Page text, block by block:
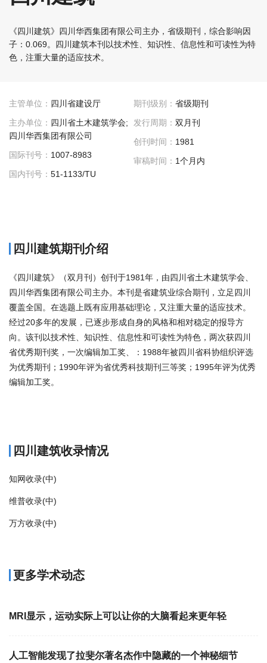
《四川建筑》四川华西集团有限公司主办，省级期刊，综合影响因
子：0.069。四川建筑本刊以技术性、知识性、信息性和可读性为特
色，注重大量的适应技术。
主管单位： 四川省建设厅
主办单位： 四川省土木建筑学会;
四川华西集团有限公司
国际刊号： 1007-8983
国内刊号： 51-1133/TU
期刊级别： 省级期刊
发行周期： 双月刊
创刊时间： 1981
审稿时间： 1个月内
四川建筑期刊介绍
《四川建筑》（双月刊）创刊于1981年，由四川省土木建筑学会、
四川华西集团有限公司主办。本刊是省建筑业综合期刊，立足四川
覆盖全国。在选题上既有应用基础理论，又注重大量的适应技术。
经过20多年的发展，已逐步形成自身的风格和相对稳定的报导方
向。该刊以技术性、知识性、信息性和可读性为特色，两次获四川
省优秀期刊奖，一次编辑加工奖、：1988年被四川省科协组织评选
为优秀期刊；1990年评为省优秀科技期刊三等奖；1995年评为优秀
编辑加工奖。
四川建筑收录情况
知网收录(中)
维普收录(中)
万方收录(中)
更多学术动态
MRI显示，运动实际上可以让你的大脑看起来更年轻
人工智能发现了拉斐尔著名杰作中隐藏的一个神秘细节